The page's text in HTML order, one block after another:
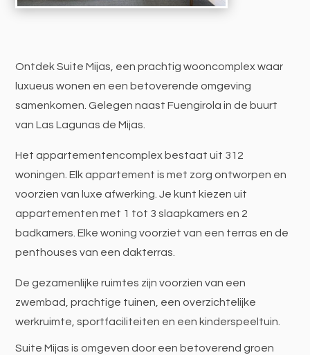
Ontdek Suite Mijas, een prachtig wooncomplex waar
luxueus wonen en een betoverende omgeving
samenkomen. Gelegen naast Fuengirola in de buurt
van Las Lagunas de Mijas.
Het appartementencomplex bestaat uit 312
woningen. Elk appartement is met zorg ontworpen en
voorzien van luxe afwerking. Je kunt kiezen uit
appartementen met 1 tot 3 slaapkamers en 2
badkamers. Elke woning voorziet van een terras en de
penthouses van een dakterras.
De gezamenlijke ruimtes zijn voorzien van een
zwembad, prachtige tuinen, een overzichtelijke
werkruimte, sportfaciliteiten en een kinderspeeltuin.
Suite Mijas is omgeven door een betoverend groen